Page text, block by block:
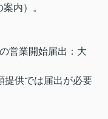
内）。
営業開始届出：大
提供では届出が必要